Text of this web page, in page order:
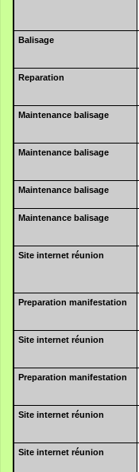
Balisage
Reparation
Maintenance balisage
Maintenance balisage
Maintenance balisage
Maintenance balisage
Site internet réunion
Preparation manifestation
Site internet réunion
Preparation manifestation
Site internet réunion
Site internet réunion